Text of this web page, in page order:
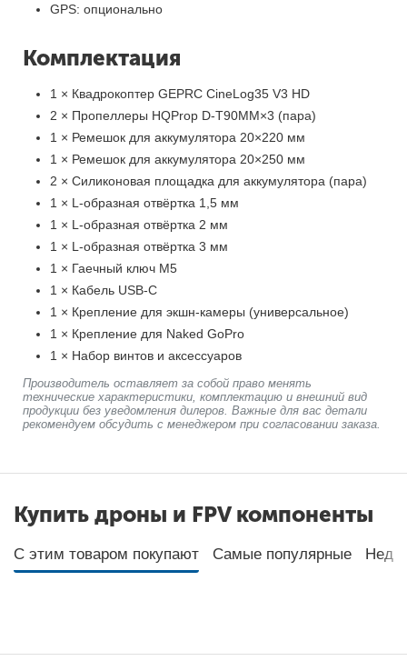
GPS: опционально
Комплектация
1 × Квадрокоптер GEPRC CineLog35 V3 HD
2 × Пропеллеры HQProp D-T90MM×3 (пара)
1 × Ремешок для аккумулятора 20×220 мм
1 × Ремешок для аккумулятора 20×250 мм
2 × Силиконовая площадка для аккумулятора (пара)
1 × L-образная отвёртка 1,5 мм
1 × L-образная отвёртка 2 мм
1 × L-образная отвёртка 3 мм
1 × Гаечный ключ М5
1 × Кабель USB-C
1 × Крепление для экшн-камеры (универсальное)
1 × Крепление для Naked GoPro
1 × Набор винтов и аксессуаров
Производитель оставляет за собой право менять
технические характеристики, комплектацию и внешний вид
продукции без уведомления дилеров. Важные для вас детали
рекомендуем обсудить с менеджером при согласовании заказа.
Купить дроны и FPV компоненты
С этим товаром покупают Самые популярные